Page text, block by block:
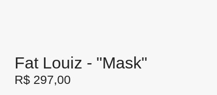
Fat Louiz - "Mask"
R$ 297,00